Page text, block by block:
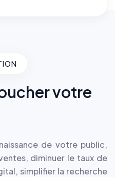
votre
de votre public,
diminuer le taux de
simplifier la recherche